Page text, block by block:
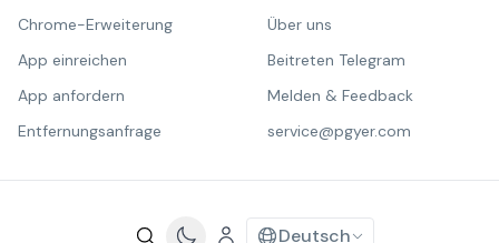
Chrome-Erweiterung
App einreichen
App anfordern
Entfernungsanfrage
Über uns
Beitreten Telegram
Melden & Feedback
service@pgyer.com
Deutsch